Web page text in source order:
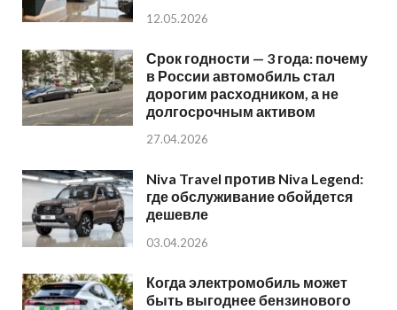
12.05.2026
Срок годности — 3 года: почему
в России автомобиль стал
дорогим расходником, а не
долгосрочным активом
27.04.2026
Niva Travel против Niva Legend:
где обслуживание обойдется
дешевле
03.04.2026
Когда электромобиль может
быть выгоднее бензинового